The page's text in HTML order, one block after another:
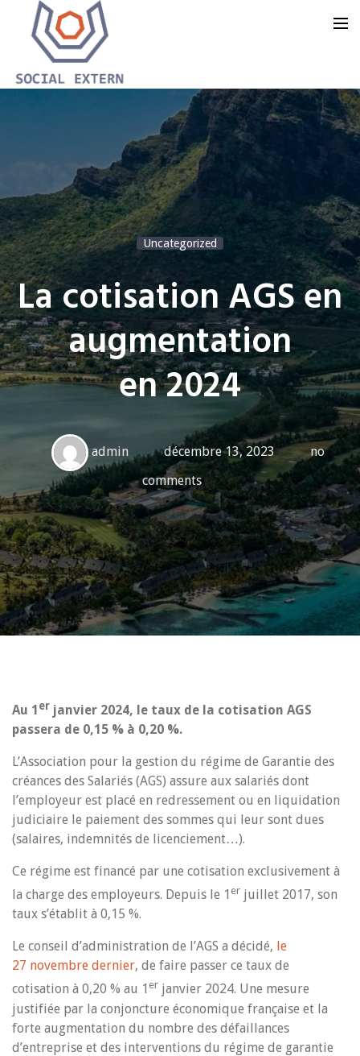
Notre groupe
Notre blog
Nous contacter
Uncategorized
La cotisation AGS en
augmentation
en 2024
admin décembre 13, 2023
no
comments
Au 1 er janvier 2024, le taux de la cotisation AGS
passera de 0,15 % à 0,20 %.
L’Association pour la gestion du régime de Garantie des
créances des Salariés (AGS) assure aux salariés dont
l’employeur est placé en redressement ou en liquidation
judiciaire le paiement des sommes qui leur sont dues
(salaires, indemnités de licenciement…).
Ce régime est financé par une cotisation exclusivement à
la charge des employeurs. Depuis le 1 er juillet 2017, son
taux s’établit à 0,15 %.
Le conseil d’administration de l’AGS a décidé, le
27 novembre dernier, de faire passer ce taux de
cotisation à 0,20 % au 1 er janvier 2024. Une mesure
justifiée par la conjoncture économique française et la
forte augmentation du nombre des défaillances
d’entreprise et des interventions du régime de garantie